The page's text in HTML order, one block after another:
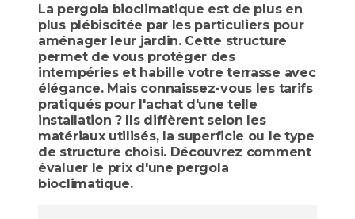
La pergola bioclimatique est de plus en
plus plébiscitée par les particuliers pour
aménager leur jardin. Cette structure
permet de vous protéger des
intempéries et habille votre terrasse avec
élégance. Mais connaissez-vous les tarifs
pratiqués pour l'achat d'une telle
installation ? Ils diffèrent selon les
matériaux utilisés, la superficie ou le type
de structure choisi. Découvrez comment
évaluer le prix d'une pergola
bioclimatique.